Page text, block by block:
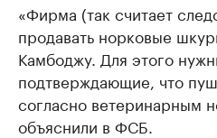
«Фирма (так считает
продавать норковые
Камбоджу. Для этого
подтверждающие, что
согласно ветеринарным
объяснили в ФСБ.